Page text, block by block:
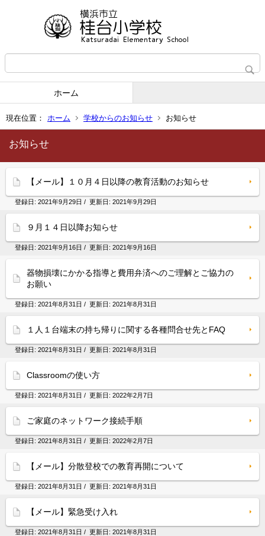
ホーム
現在位置： ホーム 学校からのお知らせ お知らせ
お知らせ
【メール】１０月４日以降の教育活動のお知らせ
登録日: 2021年9月29日 / 更新日: 2021年9月29日
９月１４日以降お知らせ
登録日: 2021年9月16日 / 更新日: 2021年9月16日
器物損壊にかかる指導と費用弁済へのご理解とご協力の
お願い
登録日: 2021年8月31日 / 更新日: 2021年8月31日
１人１台端末の持ち帰りに関する各種問合せ先とFAQ
登録日: 2021年8月31日 / 更新日: 2021年8月31日
Classroomの使い方
登録日: 2021年8月31日 / 更新日: 2022年2月7日
ご家庭のネットワーク接続手順
登録日: 2021年8月31日 / 更新日: 2022年2月7日
【メール】分散登校での教育再開について
登録日: 2021年8月31日 / 更新日: 2021年8月31日
【メール】緊急受け入れ
登録日: 2021年8月31日 / 更新日: 2021年8月31日